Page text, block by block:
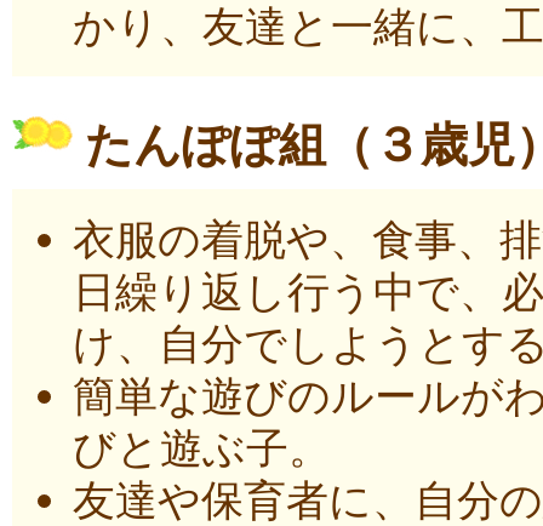
かり、友達と一緒に、
たんぽぽ組（３歳児
衣服の着脱や、食事、
日繰り返し行う中で、
け、自分でしようとす
簡単な遊びのルールが
びと遊ぶ子。
友達や保育者に、自分